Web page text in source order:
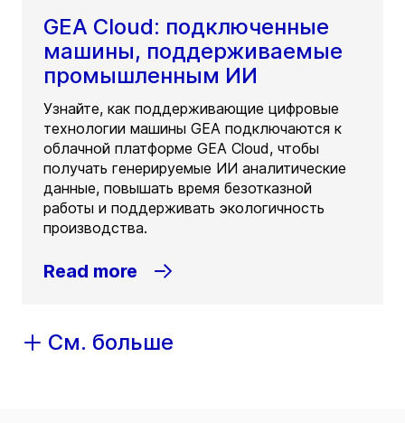
GEA Cloud: подключенные
машины, поддерживаемые
промышленным ИИ
Узнайте, как поддерживающие цифровые
технологии машины GEA подключаются к
облачной платформе GEA Cloud, чтобы
получать генерируемые ИИ аналитические
данные, повышать время безотказной
работы и поддерживать экологичность
производства.
Read more
См. больше